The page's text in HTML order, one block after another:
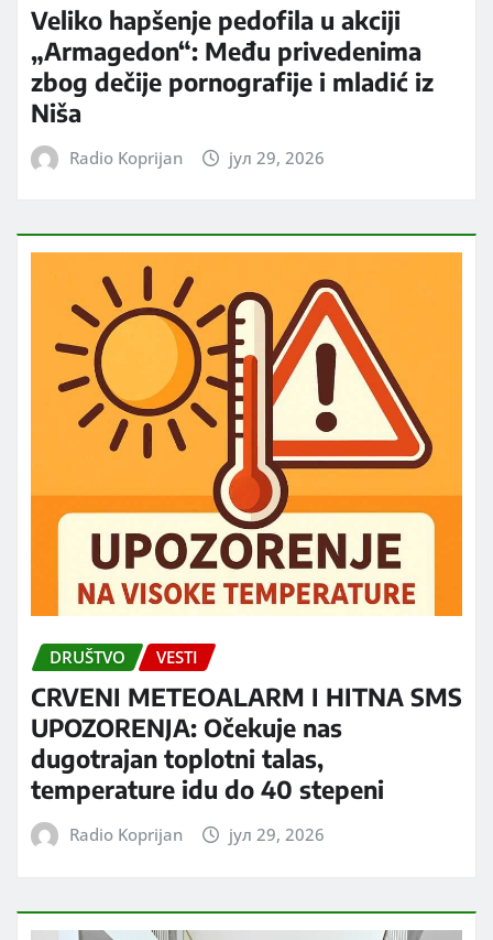
Veliko hapšenje pedofila u akciji
„Armagedon“: Među privedenima
zbog dečije pornografije i mladić iz
Niša
Radio Koprijan јул 29, 2026
DRUŠTVO VESTI
CRVENI METEOALARM I HITNA SMS
UPOZORENJA: Očekuje nas
dugotrajan toplotni talas,
temperature idu do 40 stepeni
Radio Koprijan јул 29, 2026